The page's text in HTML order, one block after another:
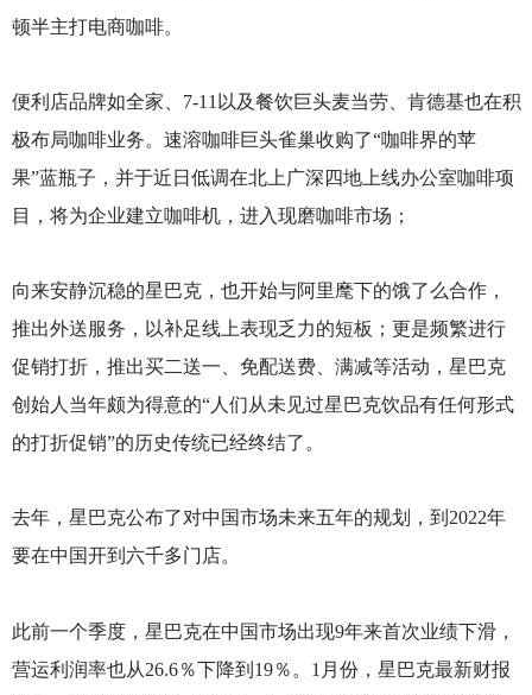
顿半主打电商咖啡。
便利店品牌如全家、7-11以及餐饮巨头麦当劳、肯德基也在积
极布局咖啡业务。速溶咖啡巨头雀巢收购了“咖啡界的苹
果”蓝瓶子，并于近日低调在北上广深四地上线办公室咖啡项
目，将为企业建立咖啡机，进入现磨咖啡市场；
向来安静沉稳的星巴克，也开始与阿里麾下的饿了么合作，
推出外送服务，以补足线上表现乏力的短板；更是频繁进行
促销打折，推出买二送一、免配送费、满减等活动，星巴克
创始人当年颇为得意的“人们从未见过星巴克饮品有任何形式
的打折促销”的历史传统已经终结了。
去年，星巴克公布了对中国市场未来五年的规划，到2022年
要在中国开到六千多门店。
此前一个季度，星巴克在中国市场出现9年来首次业绩下滑，
营运利润率也从26.6％下降到19％。1月份，星巴克最新财报